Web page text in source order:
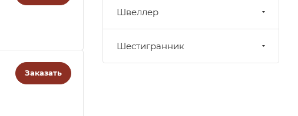
Заказать
Швеллер
Шестигранник